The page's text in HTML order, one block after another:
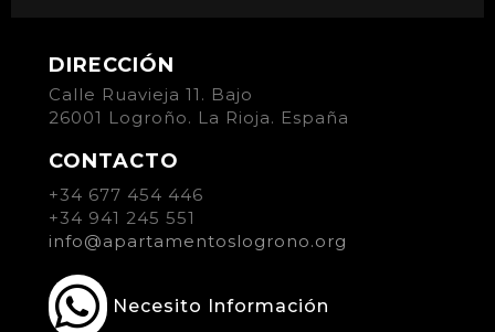
DIRECCIÓN
Calle Ruavieja 11. Bajo
26001 Logroño. La Rioja. España
CONTACTO
+34 677 454 446
+34 941 245 551
info@apartamentoslogrono.org
Necesito Información